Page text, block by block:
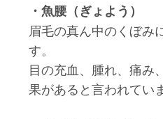
・魚腰（ぎょよう）
眉毛の真ん中のくぼみ
す。
目の充血、腫れ、痛み
果があると言われてい